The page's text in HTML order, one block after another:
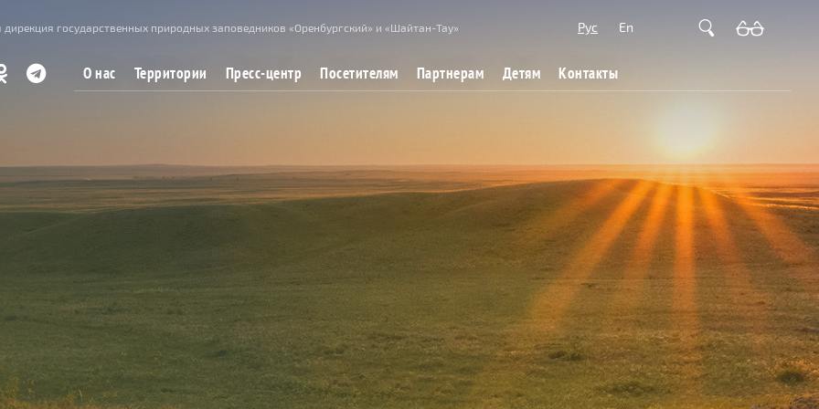
государственных природных заповедников «Оренбургский» и «Шайтан-Тау» Рус En
О нас Территории Пресс-центр Посетителям Партнерам Детям Контакты